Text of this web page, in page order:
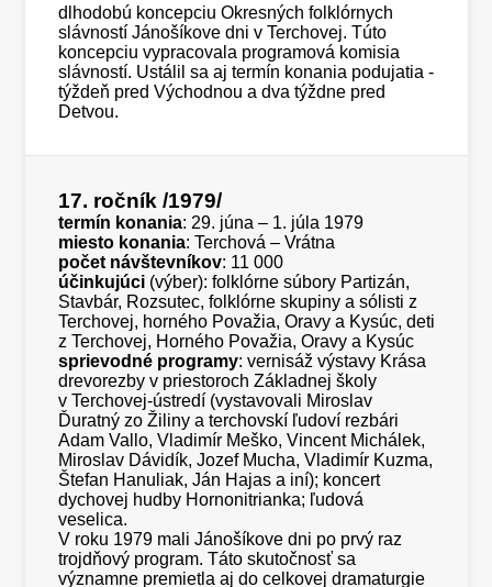
dlhodobú koncepciu Okresných folklórnych
slávností Jánošíkove dni v Terchovej. Túto
koncepciu vypracovala programová komisia
slávností. Ustálil sa aj termín konania podujatia -
týždeň pred Východnou a dva týždne pred
Detvou.
17. ročník /1979/
termín konania: 29. júna – 1. júla 1979
miesto konania: Terchová – Vrátna
počet návštevníkov: 11 000
účinkujúci (výber): folklórne súbory Partizán,
Stavbár, Rozsutec, folklórne skupiny a sólisti z
Terchovej, horného Považia, Oravy a Kysúc, deti
z Terchovej, Horného Považia, Oravy a Kysúc
sprievodné programy: vernisáž výstavy Krása
drevorezby v priestoroch Základnej školy
v Terchovej-ústredí (vystavovali Miroslav
Ďuratný zo Žiliny a terchovskí ľudoví rezbári
Adam Vallo, Vladimír Meško, Vincent Michálek,
Miroslav Dávidík, Jozef Mucha, Vladimír Kuzma,
Štefan Hanuliak, Ján Hajas a iní); koncert
dychovej hudby Hornonitrianka; ľudová
veselica.
V roku 1979 mali Jánošíkove dni po prvý raz
trojdňový program. Táto skutočnosť sa
významne premietla aj do celkovej dramaturgie